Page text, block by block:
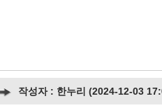
작성자 : 한누리 (2024-12-03